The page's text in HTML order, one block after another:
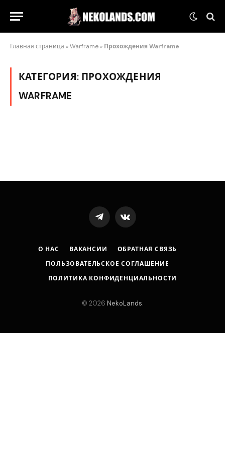
Главная страница »Warframe » Прохождения Warframe
КАТЕГОРИЯ: ПРОХОЖДЕНИЯ
WARFRAME
TelegramVKontakte
О НАС ВАКАНСИИ
ОБРАТНАЯ СВЯЗЬ
ПОЛЬЗОВАТЕЛЬСКОЕ СОГЛАШЕНИЕ
ПОЛИТИКА КОНФИДЕНЦИАЛЬНОСТИ
© 2026 NekoLands.